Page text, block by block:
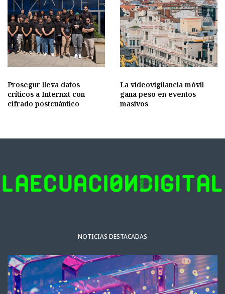
Prosegur lleva datos
críticos a Internxt con
cifrado postcuántico
La videovigilancia móvil
gana peso en eventos
masivos
NOTICIAS DESTACADAS